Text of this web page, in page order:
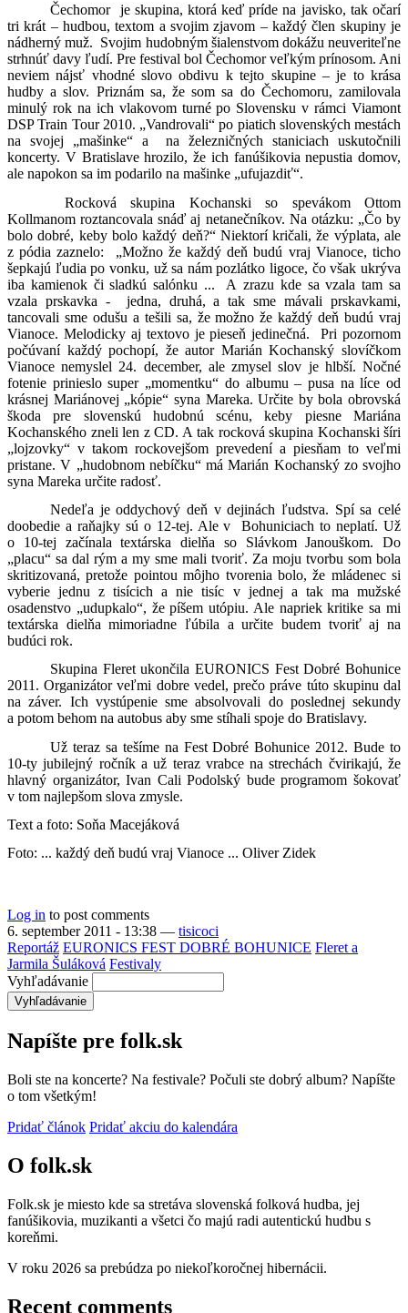
Čechomor je skupina, ktorá keď príde na javisko, tak očarí
tri krát – hudbou, textom a svojim zjavom – každý člen skupiny je
nádherný muž. Svojim hudobným šialenstvom dokážu neuveriteľne
strhnúť davy ľudí. Pre festival bol Čechomor veľkým prínosom. Ani
neviem nájsť vhodné slovo obdivu k tejto skupine – je to krása
hudby a slov. Priznám sa, že som sa do Čechomoru, zamilovala
minulý rok na ich vlakovom turné po Slovensku v rámci Viamont
DSP Train Tour 2010. „Vandrovali“ po piatich slovenských mestách
na svojej „mašinke“ a
na železničných staniciach uskutočnili
koncerty. V Bratislave hrozilo, že ich fanúšikovia nepustia domov,
ale napokon sa im podarilo na mašinke „ufujazdiť“.
Rocková skupina Kochanski so spevákom Ottom
Kollmanom roztancovala snáď aj netanečníkov. Na otázku: „Čo by
bolo dobré, keby bolo každý deň?“ Niektorí kričali, že výplata, ale
z pódia zaznelo:
„Možno že každý deň budú vraj Vianoce, ticho
šepkajú ľudia po vonku, už sa nám pozlátko ligoce, čo však ukrýva
iba kamienok či sladkú salónku ...
A zrazu kde sa vzala tam sa
vzala prskavka -
jedna, druhá, a tak sme mávali prskavkami,
tancovali sme odušu a tešili sa, že možno že každý deň budú vraj
Vianoce. Melodicky aj textovo je pieseň jedinečná.
Pri pozornom
počúvaní každý pochopí, že autor Marián Kochanský slovíčkom
Vianoce nemyslel 24. december, ale zmysel slov je hlbší. Nočné
fotenie prinieslo super „momentku“ do albumu – pusa na líce od
krásnej Mariánovej „kópie“ syna Mareka. Určite by bola obrovská
škoda pre slovenskú hudobnú scénu, keby piesne Mariána
Kochanského zneli len z CD. A tak rocková skupina Kochanski šíri
„lojzovky“ v takom rockovejšom prevedení a piesňam to veľmi
pristane. V „hudobnom nebíčku“ má Marián Kochanský zo svojho
syna Mareka určite radosť.
Nedeľa je oddychový deň v dejinách ľudstva. Spí sa celé
doobedie a raňajky sú o 12-tej. Ale v Bohuniciach to neplatí. Už
o 10-tej začínala textárska dielňa so Slávkom Janouškom. Do
„placu“ sa dal rým a my sme mali tvoriť. Za moju tvorbu som bola
skritizovaná, pretože pointou môjho tvorenia bolo, že mládenec si
vyberie jednu z tisícich a nie tisíc v jednej a tak ma mužské
osadenstvo „udupkalo“, že píšem utópiu. Ale napriek kritike sa mi
textárska dielňa mimoriadne ľúbila a určite budem tvoriť aj na
budúci rok.
Skupina Fleret ukončila EURONICS Fest Dobré Bohunice
2011. Organizátor veľmi dobre vedel, prečo práve túto skupinu dal
na záver. Ich vystúpenie sme absolvovali do poslednej sekundy
a potom behom na autobus aby sme stíhali spoje do Bratislavy.
Už teraz sa tešíme na Fest Dobré Bohunice 2012. Bude to
10-ty jubilejný ročník a už teraz vrabce na strechách čvirikajú, že
hlavný organizátor, Ivan Cali Podolský bude programom šokovať
v tom najlepšom slova zmysle.
Text a foto: Soňa Macejáková
Foto: ... každý deň budú vraj Vianoce ... Oliver Zidek
Log in to post comments
6. september 2011 - 13:38 — tisicoci
Reportáž EURONICS FEST DOBRÉ BOHUNICE Fleret a
Jarmila Šuláková Festivaly
Vyhľadávanie
Napíšte pre folk.sk
Boli ste na koncerte? Na festivale? Počuli ste dobrý album? Napíšte
o tom všetkým!
Pridať článok Pridať akciu do kalendára
O folk.sk
Folk.sk je miesto kde sa stretáva slovenská folková hudba, jej
fanúšikovia, muzikanti a všetci čo majú radi autentickú hudbu s
koreňmi.
V roku 2026 sa prebúdza po niekoľkoročnej hibernácii.
Recent comments